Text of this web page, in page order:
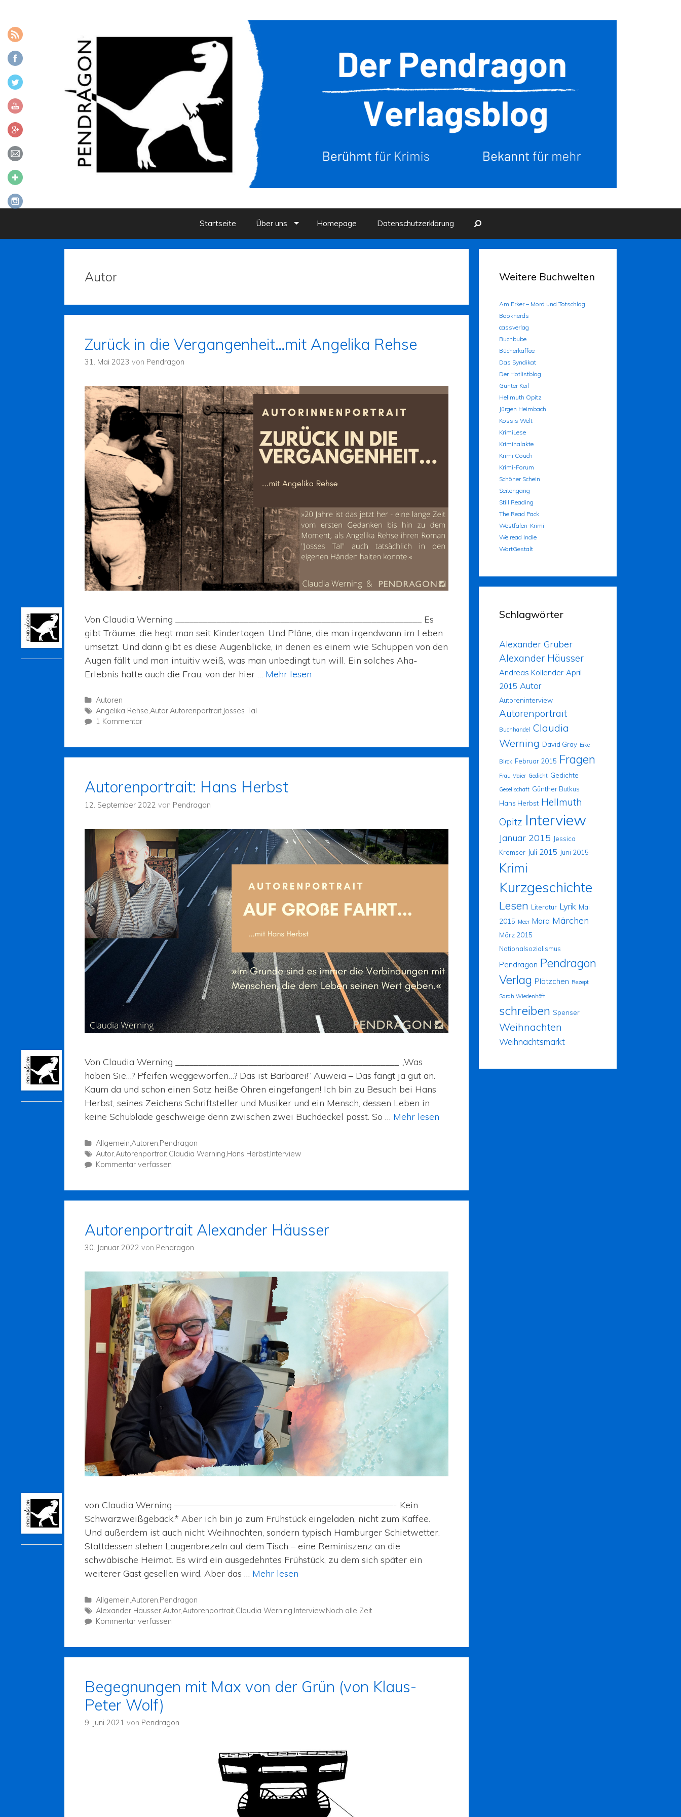
Startseite
Über uns Homepage Datenschutzerklärung
Autor
Zurück in die Vergangenheit…mit Angelika Rehse
31. Mai 2023 von Pendragon
Von Claudia Werning ______________________________________________________ Es
gibt Träume, die hegt man seit Kindertagen. Und Pläne, die man irgendwann im Leben
umsetzt. Und dann gibt es diese Augenblicke, in denen es einem wie Schuppen von den
Augen fällt und man intuitiv weiß, was man unbedingt tun will. Ein solches Aha-
Erlebnis hatte auch die Frau, von der hier … Mehr lesen
Autoren
Angelika Rehse,Autor,Autorenportrait, Josses Tal
1 Kommentar
Autorenportrait: Hans Herbst
12. September 2022 von Pendragon
Von Claudia Werning _________________________________________________ „Was
haben Sie…? Pfeifen weggeworfen…? Das ist Barbarei!“ Auweia – Das fängt ja gut an.
Kaum da und schon einen Satz heiße Ohren eingefangen! Ich bin zu Besuch bei Hans
Herbst, seines Zeichens Schriftsteller und Musiker und ein Mensch, dessen Leben in
keine Schublade geschweige denn zwischen zwei Buchdeckel passt. So … Mehr lesen
Allgemein,Autoren,Pendragon
Autor,Autorenportrait,Claudia Werning,Hans Herbst,Interview
Kommentar verfassen
Autorenportrait Alexander Häusser
30. Januar 2022 von Pendragon
von Claudia Werning ————————————————————————- Kein
Schwarzweißgebäck.* Aber ich bin ja zum Frühstück eingeladen, nicht zum Kaffee.
Und außerdem ist auch nicht Weihnachten, sondern typisch Hamburger Schietwetter.
Stattdessen stehen Laugenbrezeln auf dem Tisch – eine Reminiszenz an die
schwäbische Heimat. Es wird ein ausgedehntes Frühstück, zu dem sich später ein
weiterer Gast gesellen wird. Aber das … Mehr lesen
Allgemein Autoren Pendragon
Alexander Häusser Autor Autorenportrait Claudia Werning Interview,Noch alle Zeit
Kommentar verfassen
Begegnungen mit Max von der Grün (von Klaus-
Peter Wolf)
9. Juni 2021 von Pendragon
Weitere Buchwelten
Am Erker – Mord und Totschlag
Booknerds
cassverlag
Buchbube
Bücherkaffee
Das Syndikat
Der Hotlistblog
Günter Keil
Hellmuth Opitz
Jürgen Heimbach
Kossis Welt
KrimiLese
Kriminalakte
Krimi Couch
Krimi-Forum
Schöner Schein
Seitengang
Still Reading
The Read Pack
Westfalen-Krimi
We read Indie
WortGestalt
Schlagwörter
Alexander Gruber
Alexander Häusser
Andreas Kollender April
2015 Autor
Autoreninterview
Autorenportrait
Buchhandel Claudia
Werning David Gray Eike
Birck Februar 2015 Fragen
Frau Maier Gedicht Gedichte
Gesellschaft Günther Butkus
Hans Herbst Hellmuth
Opitz Interview
Januar 2015 Jessica
Kremser Juli 2015 Juni 2015
Krimi
Kurzgeschichte
Lesen Literatur Lyrik Mai
2015 Meer Mord Märchen
März 2015
Nationalsozialismus
Pendragon Pendragon
Verlag Plätzchen Rezept
Sarah Wiedenhöft
schreiben Spenser
Weihnachten
Weihnachtsmarkt